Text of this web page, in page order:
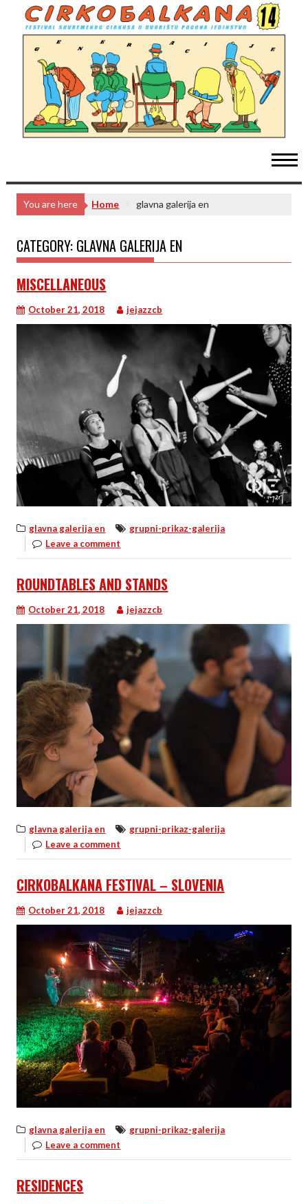
content
You are here Home glavna galerija en
CATEGORY: GLAVNA GALERIJA EN
MISCELLANEOUS
October 21, 2018 jejazzcb
glavna galerija en
grupni-prikaz-galerija
Leave a comment
ROUNDTABLES AND STANDS
October 21, 2018 jejazzcb
glavna galerija en
grupni-prikaz-galerija
Leave a comment
CIRKOBALKANA FESTIVAL – SLOVENIA
October 21, 2018 jejazzcb
glavna galerija en
grupni-prikaz-galerija
Leave a comment
RESIDENCES